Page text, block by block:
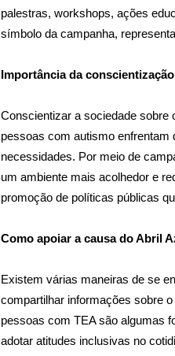
palestras, workshops, ações
símbolo da campanha,
Importância da conscientização
Conscientizar a sociedade sobre
pessoas com autismo enfrentam
necessidades. Por meio de
um ambiente mais acolhedor e
promoção de políticas públicas
Como apoiar a causa do Abril
Existem várias maneiras de se
compartilhar informações sobre
pessoas com TEA são algumas
adotar atitudes inclusivas no